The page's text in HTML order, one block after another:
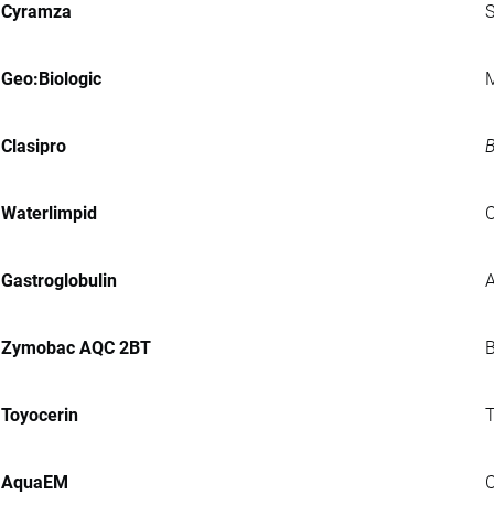
Cyramza
Geo:Biologic
Clasipro
Waterlimpid
Gastroglobulin
Zymobac AQC 2BT
Toyocerin
AquaEM